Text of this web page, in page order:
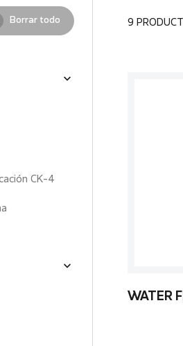
Borrar todo
CK-4
9
WATER